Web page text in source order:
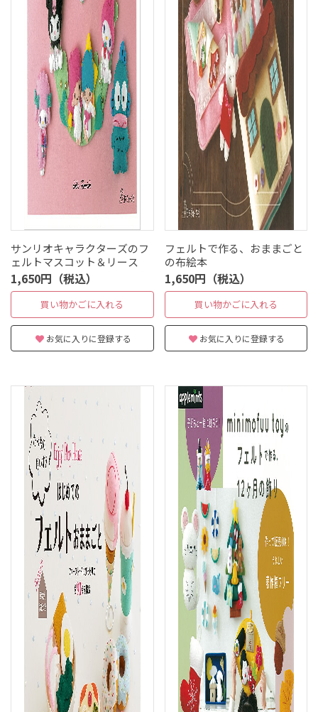
サンリオキャラクターズのフ
ェルトマスコット＆リース
1,650円（税込）
買い物かごに入れる
お気に入りに登録する
フェルトで作る、おままごと
の布絵本
1,650円（税込）
買い物かごに入れる
お気に入りに登録する